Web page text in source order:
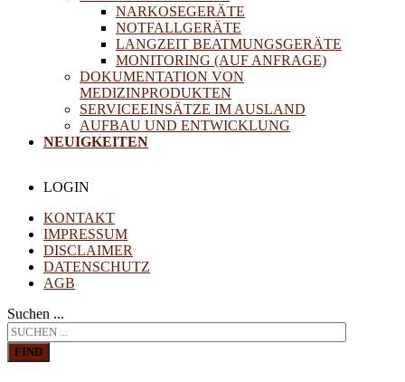
NARKOSEGERÄTE
NOTFALLGERÄTE
LANGZEIT BEATMUNGSGERÄTE
MONITORING (AUF ANFRAGE)
DOKUMENTATION VON
MEDIZINPRODUKTEN
SERVICEEINSÄTZE IM AUSLAND
AUFBAU UND ENTWICKLUNG
NEUIGKEITEN
LOGIN
KONTAKT
IMPRESSUM
DISCLAIMER
DATENSCHUTZ
AGB
Suchen ...
FIND